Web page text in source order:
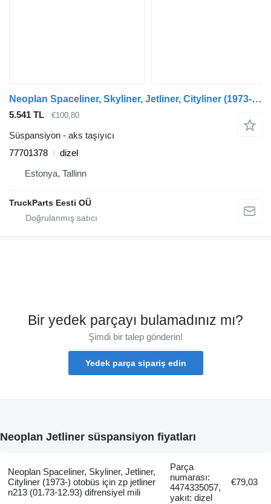
Neoplan Spaceliner, Skyliner, Jetliner, Cityliner (1973-) otobüs için Neoplan Cityliner N1216 HD (01.73-) 77701378 aks taşıyıcı
5.541 TL €100,80
Süspansiyon - aks taşıyıcı
77701378
dizel
Estonya, Tallinn
TruckParts Eesti OÜ
Bir yedek parçayı bulamadınız mı?
Şimdi bir talep gönderin!
Yedek parça sipariş edin
Neoplan Jetliner süspansiyon fiyatları
Neoplan Spaceliner, Skyliner, Jetliner,
Cityliner (1973-) otobüs için zp jetliner
n213 (01.73-12.93) difrensiyel mili
Parça
numarası:
4474335057,
yakıt: dizel
€79,03